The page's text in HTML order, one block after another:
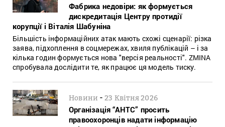
Фабрика недовіри: як формується
дискредитація Центру протидії
корупції і Віталія Шабуніна
Більшість інформаційних атак мають схожі сценарії: різка
заява, підхоплення в соцмережах, хвиля публікацій – і за
кілька годин формується нова "версія реальності". ZMINA
спробувала дослідити те, як працює ця модель тиску.
Новини -23 Квітня 2026
Організація “АНТС” просить
правоохоронців надати інформацію